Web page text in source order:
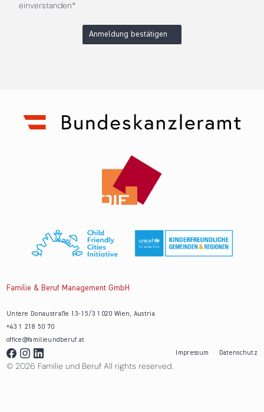
einverstanden*
Anmeldung bestätigen
Familie & Beruf Management GmbH
Untere Donaustraße 13-15/3 1020 Wien, Austria
+43 1 218 50 70
office@familieundberuf.at
Impressum
Datenschutz
© 2026 Familie und Beruf All rights reserved.